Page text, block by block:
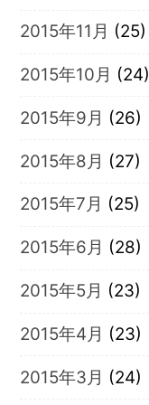
2015年11月 (25)
2015年10月 (24)
2015年9月 (26)
2015年8月 (27)
2015年7月 (25)
2015年6月 (28)
2015年5月 (23)
2015年4月 (23)
2015年3月 (24)